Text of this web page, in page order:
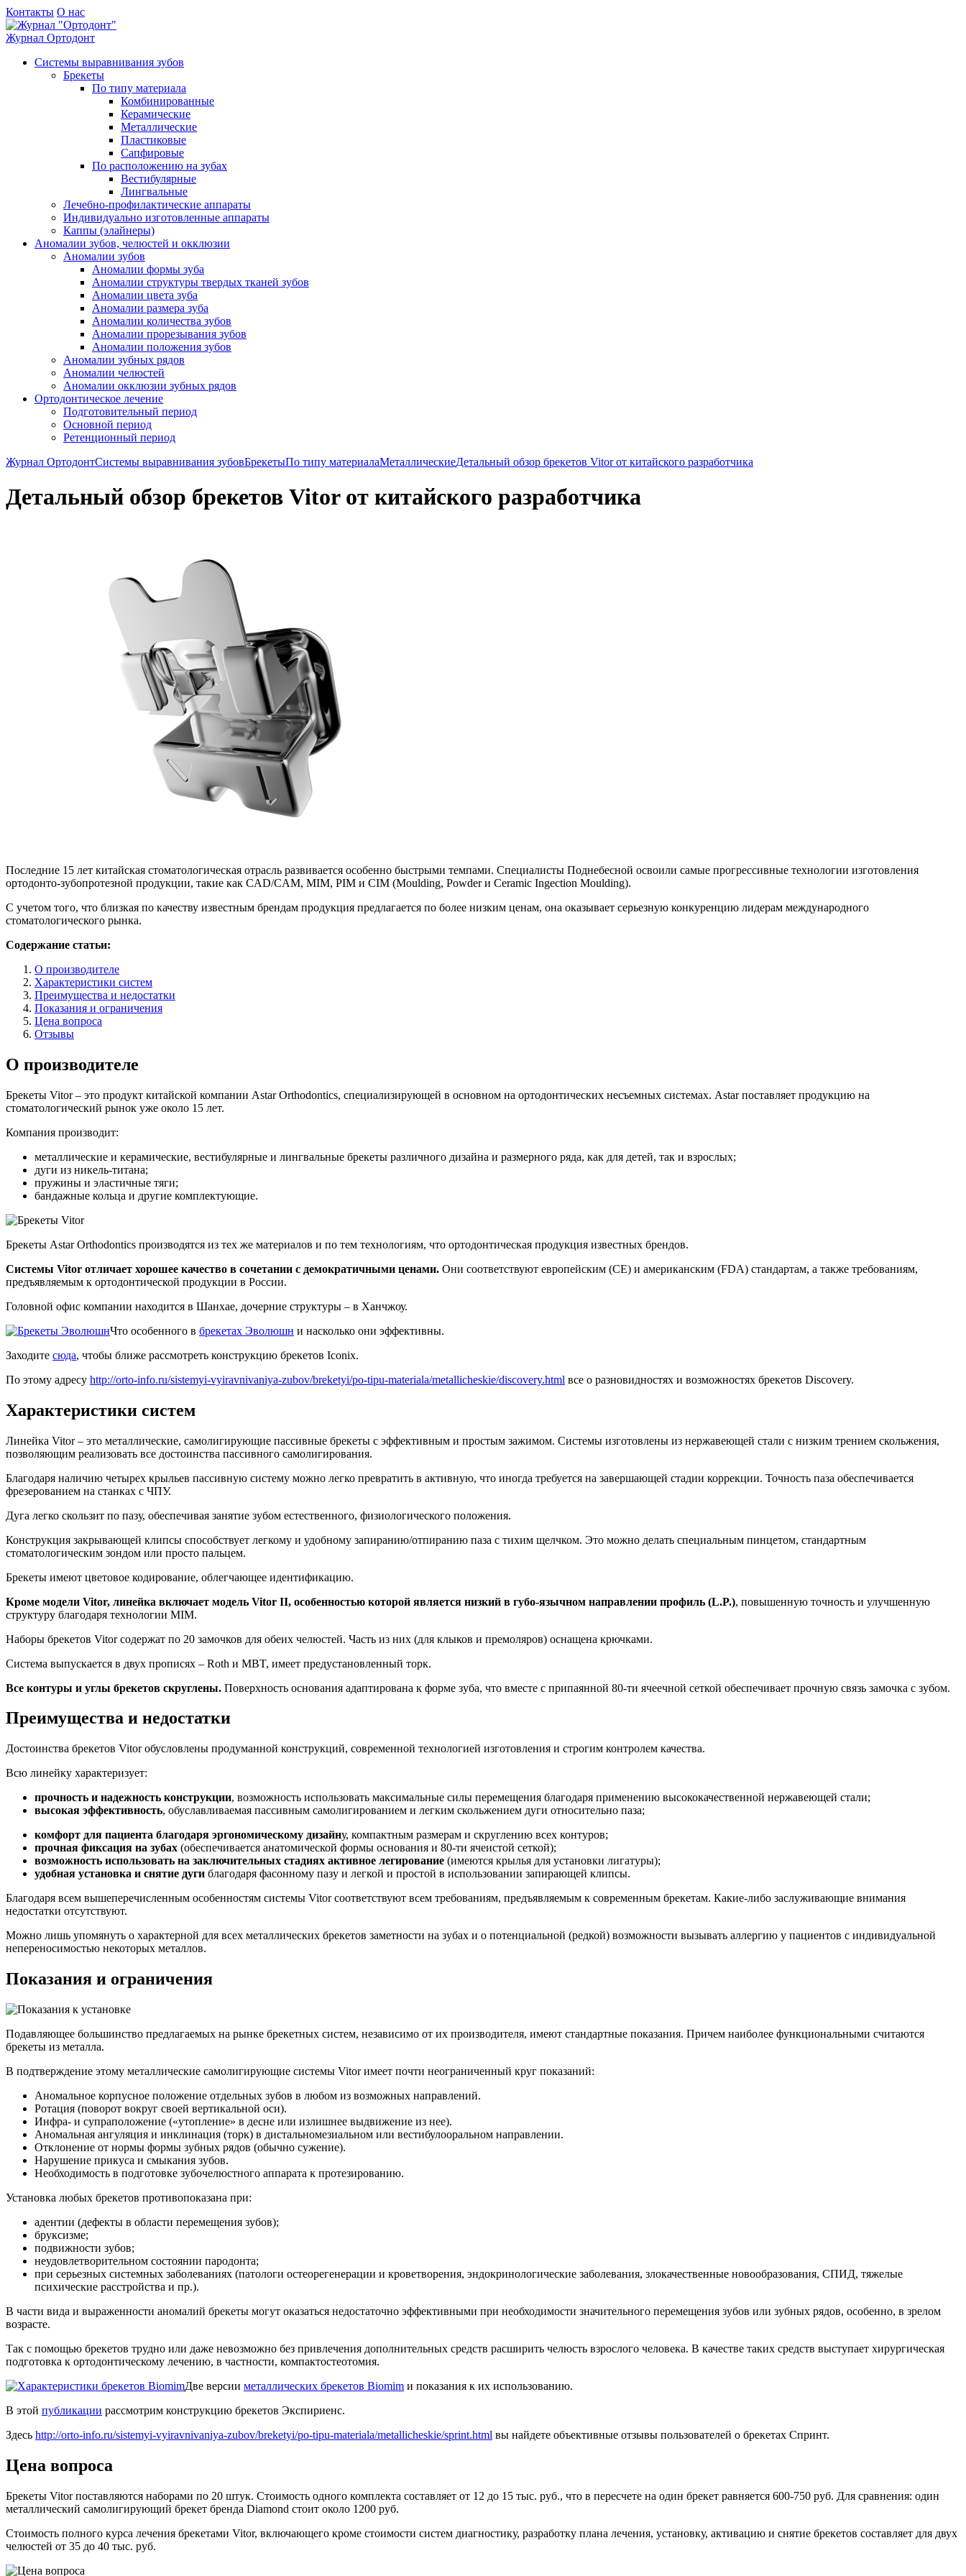
Контакты О нас
Журнал Ортодонт
Системы выравнивания зубов
Брекеты
По типу материала
Комбинированные
Керамические
Металлические
Пластиковые
Сапфировые
По расположению на зубах
Вестибулярные
Лингвальные
Лечебно-профилактические аппараты
Индивидуально изготовленные аппараты
Каппы (элайнеры)
Аномалии зубов, челюстей и окклюзии
Аномалии зубов
Аномалии формы зуба
Аномалии структуры твердых тканей зубов
Аномалии цвета зуба
Аномалии размера зуба
Аномалии количества зубов
Аномалии прорезывания зубов
Аномалии положения зубов
Аномалии зубных рядов
Аномалии челюстей
Аномалии окклюзии зубных рядов
Ортодонтическое лечение
Подготовительный период
Основной период
Ретенционный период
Журнал ОртодонтСистемы выравнивания зубовБрекетыПо типу материалаМеталлическиеДетальный обзор брекетов Vitor от китайского разработчика
Детальный обзор брекетов Vitor от китайского разработчика
Последние 15 лет китайская стоматологическая отрасль развивается особенно быстрыми темпами. Специалисты Поднебесной освоили самые прогрессивные технологии изготовления
ортодонто-зубопротезной продукции, такие как CAD/CAM, MIM, PIM и CIM (Moulding, Powder и Ceramic Ingection Moulding).
С учетом того, что близкая по качеству известным брендам продукция предлагается по более низким ценам, она оказывает серьезную конкуренцию лидерам международного
стоматологического рынка.
Содержание статьи:
О производителе
Характеристики систем
Преимущества и недостатки
Показания и ограничения
Цена вопроса
Отзывы
О производителе
Брекеты Vitor – это продукт китайской компании Astar Orthodontics, специализирующей в основном на ортодонтических несъемных системах. Astar поставляет продукцию на
стоматологический рынок уже около 15 лет.
Компания производит:
металлические и керамические, вестибулярные и лингвальные брекеты различного дизайна и размерного ряда, как для детей, так и взрослых;
дуги из никель-титана;
пружины и эластичные тяги;
бандажные кольца и другие комплектующие.
Брекеты Astar Orthodontics производятся из тех же материалов и по тем технологиям, что ортодонтическая продукция известных брендов.
Системы Vitor отличает хорошее качество в сочетании с демократичными ценами. Они соответствуют европейским (CE) и американским (FDA) стандартам, а также требованиям,
предъявляемым к ортодонтической продукции в России.
Головной офис компании находится в Шанхае, дочерние структуры – в Ханчжоу.
Что особенного в брекетах Эволюшн и насколько они эффективны.
Заходите сюда, чтобы ближе рассмотреть конструкцию брекетов Iconix.
По этому адресу http://orto-info.ru/sistemyi-vyiravnivaniya-zubov/breketyi/po-tipu-materiala/metallicheskie/discovery.html все о разновидностях и возможностях брекетов Discovery.
Характеристики систем
Линейка Vitor – это металлические, самолигирующие пассивные брекеты с эффективным и простым зажимом. Системы изготовлены из нержавеющей стали с низким трением скольжения,
позволяющим реализовать все достоинства пассивного самолигирования.
Благодаря наличию четырех крыльев пассивную систему можно легко превратить в активную, что иногда требуется на завершающей стадии коррекции. Точность паза обеспечивается
фрезерованием на станках с ЧПУ.
Дуга легко скользит по пазу, обеспечивая занятие зубом естественного, физиологического положения.
Конструкция закрывающей клипсы способствует легкому и удобному запиранию/отпиранию паза с тихим щелчком. Это можно делать специальным пинцетом, стандартным
стоматологическим зондом или просто пальцем.
Брекеты имеют цветовое кодирование, облегчающее идентификацию.
Кроме модели Vitor, линейка включает модель Vitor II, особенностью которой является низкий в губо-язычном направлении профиль (L.P.), повышенную точность и улучшенную
структуру благодаря технологии MIM.
Наборы брекетов Vitor содержат по 20 замочков для обеих челюстей. Часть из них (для клыков и премоляров) оснащена крючками.
Система выпускается в двух прописях – Roth и MBT, имеет предустановленный торк.
Все контуры и углы брекетов скруглены. Поверхность основания адаптирована к форме зуба, что вместе с припаянной 80-ти ячеечной сеткой обеспечивает прочную связь замочка с зубом.
Преимущества и недостатки
Достоинства брекетов Vitor обусловлены продуманной конструкций, современной технологией изготовления и строгим контролем качества.
Всю линейку характеризует:
прочность и надежность конструкции, возможность использовать максимальные силы перемещения благодаря применению высококачественной нержавеющей стали;
высокая эффективность, обуславливаемая пассивным самолигированием и легким скольжением дуги относительно паза;
комфорт для пациента благодаря эргономическому дизайну, компактным размерам и скруглению всех контуров;
прочная фиксация на зубах (обеспечивается анатомической формы основания и 80-ти ячеистой сеткой);
возможность использовать на заключительных стадиях активное легирование (имеются крылья для установки лигатуры);
удобная установка и снятие дуги благодаря фасонному пазу и легкой и простой в использовании запирающей клипсы.
Благодаря всем вышеперечисленным особенностям системы Vitor соответствуют всем требованиям, предъявляемым к современным брекетам. Какие-либо заслуживающие внимания
недостатки отсутствуют.
Можно лишь упомянуть о характерной для всех металлических брекетов заметности на зубах и о потенциальной (редкой) возможности вызывать аллергию у пациентов с индивидуальной
непереносимостью некоторых металлов.
Показания и ограничения
Подавляющее большинство предлагаемых на рынке брекетных систем, независимо от их производителя, имеют стандартные показания. Причем наиболее функциональными считаются
брекеты из металла.
В подтверждение этому металлические самолигирующие системы Vitor имеет почти неограниченный круг показаний:
Аномальное корпусное положение отдельных зубов в любом из возможных направлений.
Ротация (поворот вокруг своей вертикальной оси).
Инфра- и супраположение («утопление» в десне или излишнее выдвижение из нее).
Аномальная ангуляция и инклинация (торк) в дистальномезиальном или вестибулооральном направлении.
Отклонение от нормы формы зубных рядов (обычно сужение).
Нарушение прикуса и смыкания зубов.
Необходимость в подготовке зубочелюстного аппарата к протезированию.
Установка любых брекетов противопоказана при:
адентии (дефекты в области перемещения зубов);
бруксизме;
подвижности зубов;
неудовлетворительном состоянии пародонта;
при серьезных системных заболеваниях (патологи остеорегенерации и кроветворения, эндокринологические заболевания, злокачественные новообразования, СПИД, тяжелые
психические расстройства и пр.).
В части вида и выраженности аномалий брекеты могут оказаться недостаточно эффективными при необходимости значительного перемещения зубов или зубных рядов, особенно, в зрелом
возрасте.
Так с помощью брекетов трудно или даже невозможно без привлечения дополнительных средств расширить челюсть взрослого человека. В качестве таких средств выступает хирургическая
подготовка к ортодонтическому лечению, в частности, компактостеотомия.
Две версии металлических брекетов Biomim и показания к их использованию.
В этой публикации рассмотрим конструкцию брекетов Экспириенс.
Здесь http://orto-info.ru/sistemyi-vyiravnivaniya-zubov/breketyi/po-tipu-materiala/metallicheskie/sprint.html вы найдете объективные отзывы пользователей о брекетах Спринт.
Цена вопроса
Брекеты Vitor поставляются наборами по 20 штук. Стоимость одного комплекта составляет от 12 до 15 тыс. руб., что в пересчете на один брекет равняется 600-750 руб. Для сравнения: один
металлический самолигирующий брекет бренда Diamond стоит около 1200 руб.
Стоимость полного курса лечения брекетами Vitor, включающего кроме стоимости систем диагностику, разработку плана лечения, установку, активацию и снятие брекетов составляет для двух
челюстей от 35 до 40 тыс. руб.